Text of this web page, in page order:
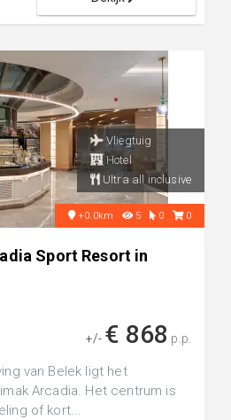
Vliegtuig
Hotel
Ultra all inclusive
+0.0km 5 0 0
Sport Resort in
+/- € 868 p.p.
van Belek ligt het
Arcadia. Het centrum is
of kort...